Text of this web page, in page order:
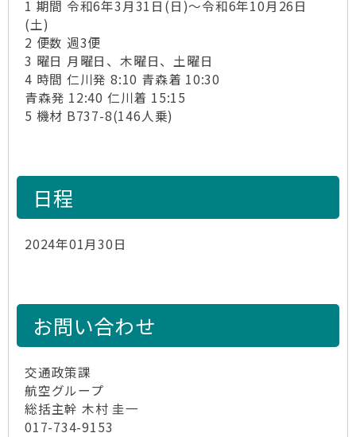
1 期間 令和6年3月31日(日)～令和6年10月26日
(土)
2 便数 週3便
3 曜日 月曜日、木曜日、土曜日
4 時間 仁川発 8:10 青森着 10:30
青森発 12:40 仁川着 15:15
5 機材 B737-8(146人乗)
日程
2024年01月30日
お問い合わせ
交通政策課
航空グループ
総括主幹 木村 圭一
017-734-9153